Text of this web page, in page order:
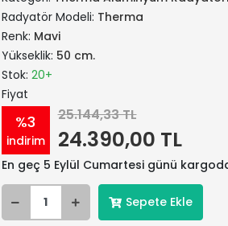
Radyatör Modeli: Therma
Renk: Mavi
Yükseklik: 50 cm.
Stok: 20+
Fiyat
%3
indirim
25.144,33 TL
24.390,00 TL
En geç 5 Eylül Cumartesi günü
Sepete Ekle